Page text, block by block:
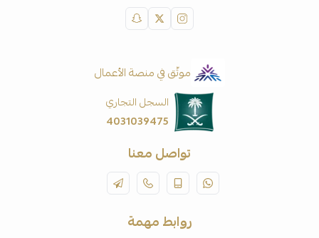
موثّق في منصة الأعمال
السجل التجاري
4031039475
تواصل معنا
روابط مهمة